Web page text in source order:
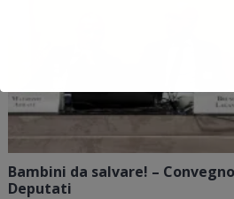
Bambini da salvare! –
Deputati